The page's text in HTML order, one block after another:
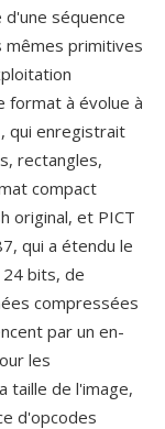
séquence
primitives
format à évolue à
qui enregistrait
rectangles,
compact
original, et PICT
qui a étendu le
bits, de
compressées
par un en-
les
taille de l'image,
d'opcodes